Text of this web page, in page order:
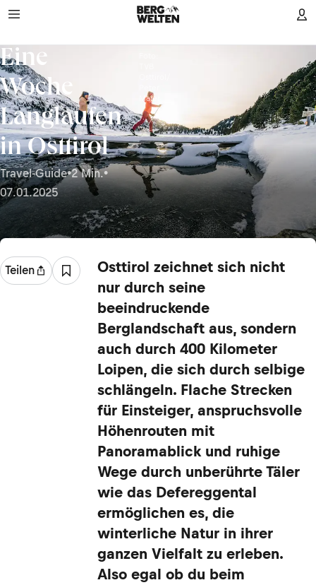
Eine
Woche
Langlaufen
in Osttirol
Travel-Guide•2 Min.•
07.01.2025
Maier
Teilen
Osttirol zeichnet sich nicht
nur durch seine
beeindruckende
Berglandschaft aus, sondern
auch durch 400 Kilometer
Loipen, die sich durch selbige
schlängeln. Flache Strecken
für Einsteiger, anspruchsvolle
Höhenrouten mit
Panoramablick und ruhige
Wege durch unberührte Täler
wie das Defereggental
ermöglichen es, die
winterliche Natur in ihrer
ganzen Vielfalt zu erleben.
Also egal ob du beim